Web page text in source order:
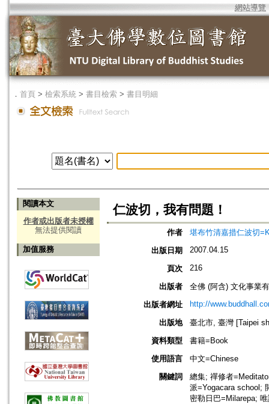
網站導覽
． 首頁 > 檢索系統 > 書目檢索 > 書目明細
閱讀本文
作者或出版者未授權
無法提供閱讀
加值服務
仁波切，我有問題！
作者
堪布竹清嘉措仁波切
出版日期
2007.04.15
頁次 216
出版者
全佛 (阿含) 文化事業
出版者網址
http://
出版地
臺北市, 臺灣 [Taipei
資料類型
書籍=Book
使用語言
中文=Chinese
關鍵詞
總集; 禪修者
派=Yogacara school;
密勒日巴=Milarepa;